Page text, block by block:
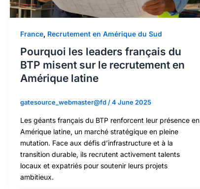
France, Recrutement en Amérique du Sud
Pourquoi les leaders français du
BTP misent sur le recrutement en
Amérique latine
gatesource_webmaster@fd/4 June 2025
Les géants français du BTP renforcent leur présence en
Amérique latine, un marché stratégique en pleine
mutation. Face aux défis d’infrastructure et à la
transition durable, ils recrutent activement talents
locaux et expatriés pour soutenir leurs projets
ambitieux.